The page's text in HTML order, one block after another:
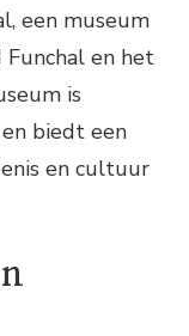
een museum
Funchal en het
is
biedt een
en cultuur